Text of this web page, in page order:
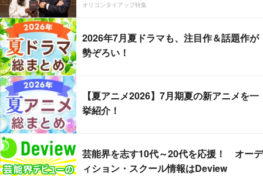
オリコンタイアップ特集
2026年7月夏ドラマも、注目作＆話題作が
勢ぞろい！
【夏アニメ2026】7月期夏の新アニメを一
挙紹介！
芸能界を志す10代～20代を応援！ オーデ
ィション・スクール情報はDeview